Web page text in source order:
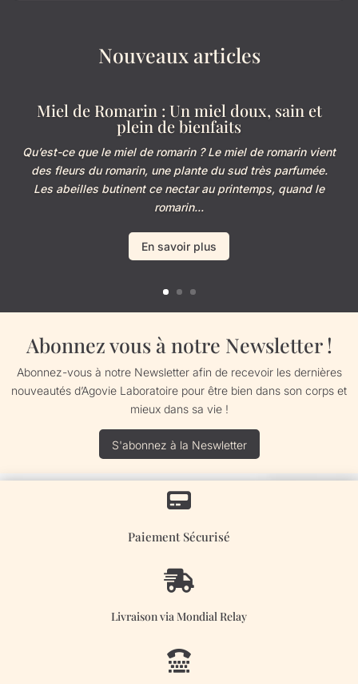
Nouveaux articles
Miel de Romarin : Un miel doux, sain et
plein de bienfaits
Qu’est-ce que le miel de romarin ? Le miel de romarin vient
des fleurs du romarin, une plante du sud très parfumée.
Les abeilles butinent ce nectar au printemps, quand le
romarin...
En savoir plus
Abonnez vous à notre Newsletter !
Abonnez-vous à notre Newsletter afin de recevoir les dernières
nouveautés d’Agovie Laboratoire pour être bien dans son corps et
mieux dans sa vie !
S'abonnez à la Neswletter

Paiement Sécurisé

Livraison via Mondial Relay
